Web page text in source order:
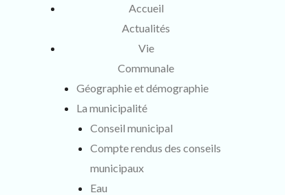
Accueil
Actualités
Vie
Communale
Géographie et démographie
La municipalité
Conseil municipal
Compte rendus des conseils
municipaux
Eau